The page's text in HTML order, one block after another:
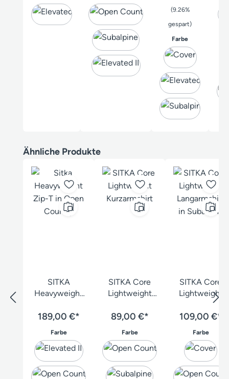
(9.26%
gespart)
Farbeauswählen
Produktgalerie überspringen
Ähnliche Produkte
SITKA
Heavyweight
189,00 €*
Farbeauswählen
SITKA Core
Lightweight
89,00 €*
Farbeauswählen
SITKA Core
Lightweight
Langarmshirt
109,00 €*
Farbe